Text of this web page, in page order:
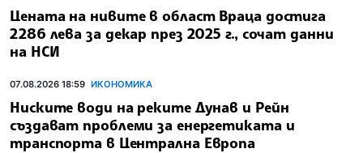
Цената на нивите в област Враца достига
2286 лева за декар през 2025 г., сочат данни
на НСИ
07.08.2026 18:59 ИКОНОМИКА
Ниските води на реките Дунав и Рейн
създават проблеми за енергетиката и
транспорта в Централна Европа